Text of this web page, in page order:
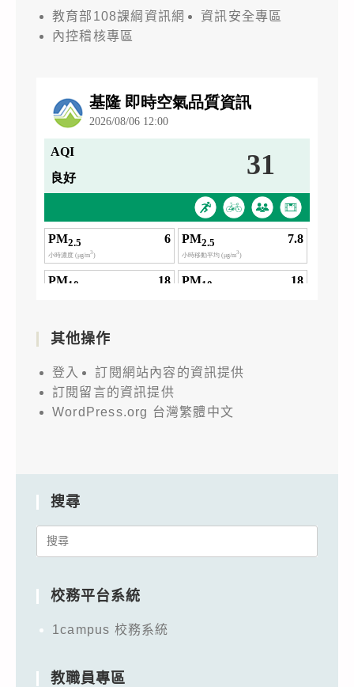
教育部108課綱資訊網
資訊安全專區
內控稽核專區
其他操作
登入
訂閱網站內容的資訊提供
訂閱留言的資訊提供
WordPress.org 台灣繁體中文
搜尋
Search
校務平台系統
1campus 校務系統
教職員專區